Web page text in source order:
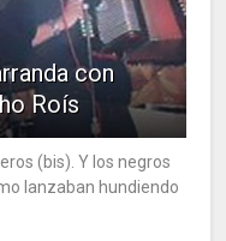
con
Roís
(bis). Y los negros
lanzaban hundiendo